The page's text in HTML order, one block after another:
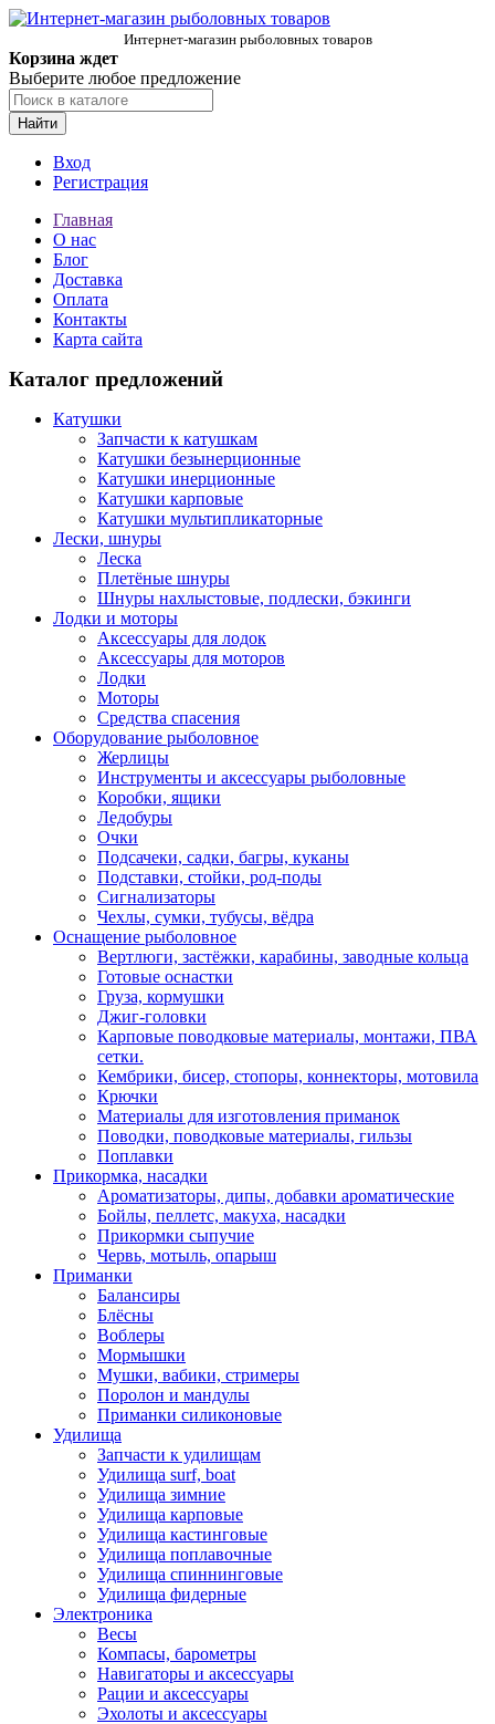
Интернет-магазин рыболовных товаров
Корзина ждет
Выберите любое предложение
Найти
Вход
Регистрация
Главная
О нас
Блог
Доставка
Оплата
Контакты
Карта сайта
Каталог предложений
Катушки
Запчасти к катушкам
Катушки безынерционные
Катушки инерционные
Катушки карповые
Катушки мультипликаторные
Лески, шнуры
Леска
Плетёные шнуры
Шнуры нахлыстовые, подлески, бэкинги
Лодки и моторы
Аксессуары для лодок
Аксессуары для моторов
Лодки
Моторы
Средства спасения
Оборудование рыболовное
Жерлицы
Инструменты и аксессуары рыболовные
Коробки, ящики
Ледобуры
Очки
Подсачеки, садки, багры, куканы
Подставки, стойки, род-поды
Сигнализаторы
Чехлы, сумки, тубусы, вёдра
Оснащение рыболовное
Вертлюги, застёжки, карабины, заводные кольца
Готовые оснастки
Груза, кормушки
Джиг-головки
Карповые поводковые материалы, монтажи, ПВА
сетки.
Кембрики, бисер, стопоры, коннекторы, мотовила
Крючки
Материалы для изготовления приманок
Поводки, поводковые материалы, гильзы
Поплавки
Прикормка, насадки
Ароматизаторы, дипы, добавки ароматические
Бойлы, пеллетс, макуха, насадки
Прикормки сыпучие
Червь, мотыль, опарыш
Приманки
Балансиры
Блёсны
Воблеры
Мормышки
Мушки, вабики, стримеры
Поролон и мандулы
Приманки силиконовые
Удилища
Запчасти к удилищам
Удилища surf, boat
Удилища зимние
Удилища карповые
Удилища кастинговые
Удилища поплавочные
Удилища спиннинговые
Удилища фидерные
Электроника
Весы
Компасы, барометры
Навигаторы и аксессуары
Рации и аксессуары
Эхолоты и аксессуары